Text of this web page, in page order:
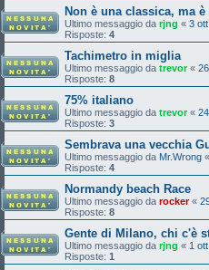
Non è una classica, ma
Ultimo messaggio da rjng « 3
Risposte: 4
Tachimetro in miglia
Ultimo messaggio da trevor«
Risposte: 8
75% italiano
Ultimo messaggio da trevor«
Risposte: 3
Sembrava una vecchia
Ultimo messaggio da Mr.Wrong «
Risposte: 4
Normandy beach Race
Ultimo messaggio da rocker«
Risposte: 8
Gente di Milano, chi c'è
Ultimo messaggio da rjng « 1
Risposte: 1